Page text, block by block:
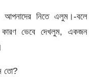
আপনাদের নিতে এলুম।-বলে
ভেবে দেখলুম, একজন
তো?